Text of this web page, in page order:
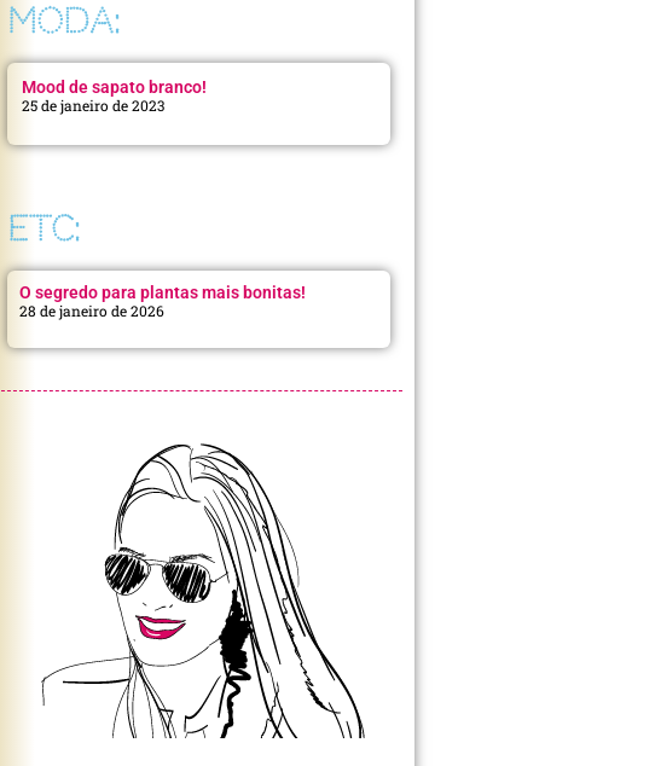
MODA:
Mood de sapato branco!
25 de janeiro de 2023
ETC:
O segredo para plantas mais bonitas!
28 de janeiro de 2026